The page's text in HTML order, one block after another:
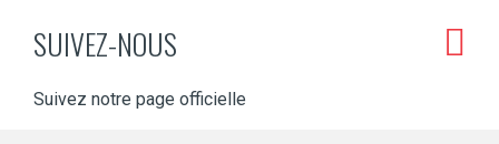
SUIVEZ-NOUS
Suivez notre page officielle